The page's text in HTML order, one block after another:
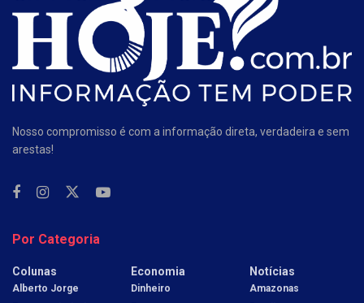
Nosso compromisso é com a informação direta, verdadeira e sem
arestas!
Por Categoria
Colunas
Alberto Jorge
Economia
Dinheiro
Notícias
Amazonas